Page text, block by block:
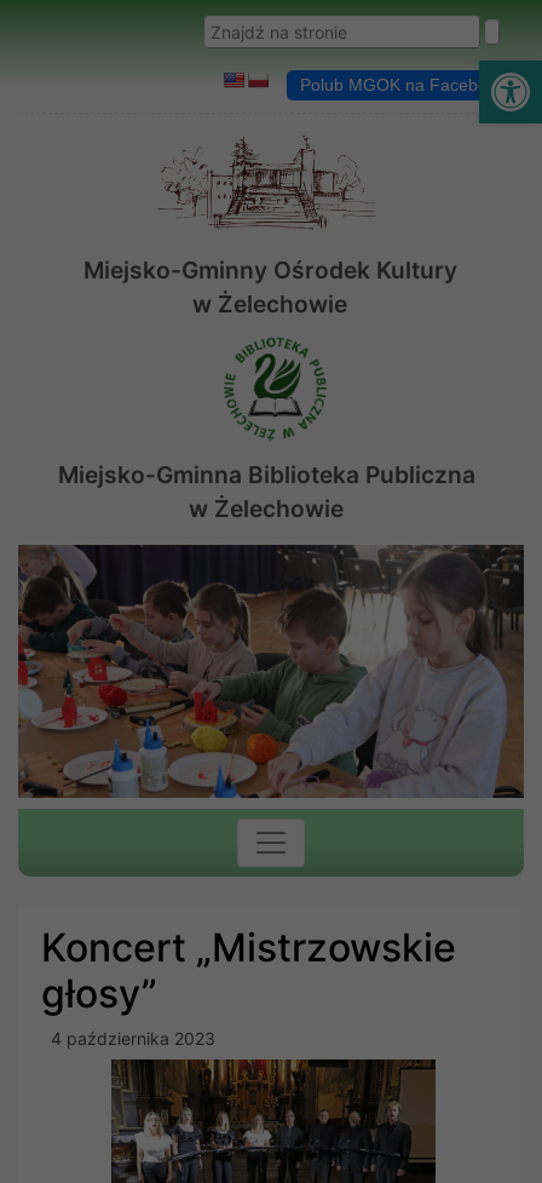
Wyszukaj w serwisie
Polub MGOK na Facebooku
Miejsko-Gminny Ośrodek Kultury
w Żelechowie
Miejsko-Gminna Biblioteka Publiczna
w Żelechowie
Koncert „Mistrzowskie
głosy”
4 października 2023